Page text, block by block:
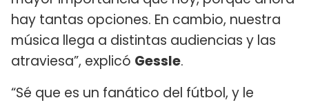
hay tantas opciones. En cambio, nuestra
música llega a distintas audiencias y las
atraviesa”, explicó Gessle.
“Sé que es un fanático del fútbol, y le